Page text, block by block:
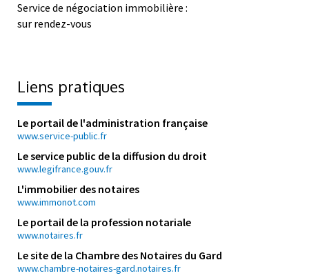
Service de négociation immobilière :
sur rendez-vous
Liens pratiques
Le portail de l'administration française
www.service-public.fr
Le service public de la diffusion du droit
www.legifrance.gouv.fr
L'immobilier des notaires
www.immonot.com
Le portail de la profession notariale
www.notaires.fr
Le site de la Chambre des Notaires du Gard
www.chambre-notaires-gard.notaires.fr